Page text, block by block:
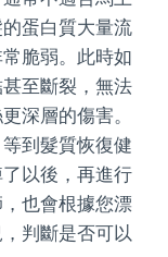
蛋白質大量流
脆弱。此時如
至斷裂，無法
深層的傷害。
到髮質恢復健
以後，再進行
也會根據您漂
判斷是否可以